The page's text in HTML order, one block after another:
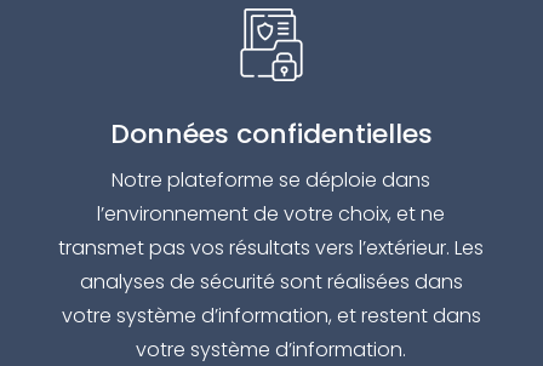
Données confidentielles
Notre plateforme se déploie dans
l’environnement de votre choix, et ne
transmet pas vos résultats vers l’extérieur. Les
analyses de sécurité sont réalisées dans
votre système d’information, et restent dans
votre système d’information.